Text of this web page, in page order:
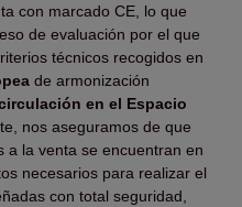
con marcado CE, lo que
de evaluación por el que
técnicos recogidos en
de armonización
en el Espacio
nos aseguramos de que
a la venta se encuentran en
necesarios para realizar el
con total seguridad,